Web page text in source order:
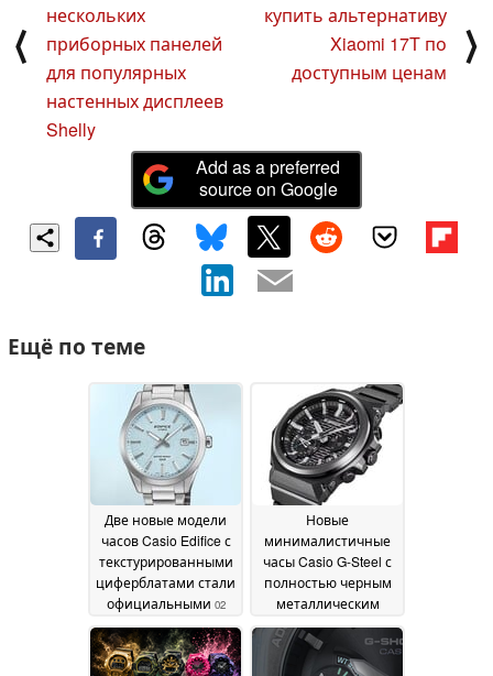
⟨
нескольких
приборных панелей
для популярных
настенных дисплеев
Shelly
купить альтернативу
Xiaomi 17T по
доступным ценам
⟩
Add as a preferred
source on Google
Ещё по теме
Две новые модели
часов Casio Edifice с
текстурированными
циферблатами стали
официальными 02
June 2026
Новые
минималистичные
часы Casio G-Steel с
полностью черным
металлическим
корпусом, солнечной
батареей Tough Solar
и Bluetooth 02 June 2026